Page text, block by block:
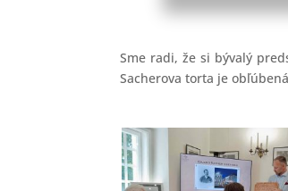
Sme radi, že si bývalý
Sacherova torta je